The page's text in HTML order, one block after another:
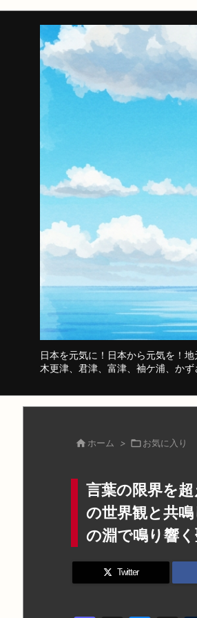
日本を元気に！日本から元気を！
木更津、君津、富津、袖ケ浦、かず
 ホーム > お気に入り
言葉の限界を
の世界観と共
の淵で鳴り響
Twitter